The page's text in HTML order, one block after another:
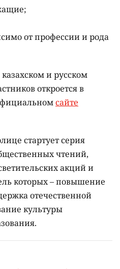
от профессии и рода
и русском
откроется в
сайте
стартует серия
чтений,
акций и
которых –повышение
отечественной
культуры